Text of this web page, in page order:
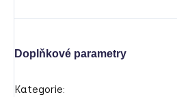
Doplňkové parametry
Kategorie: